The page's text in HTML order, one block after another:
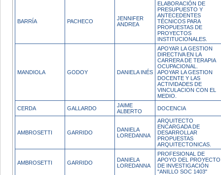
BARRÍA PACHECO
JENNIFER
ANDREA
ELABORACIÓN DE
PRESUPUESTO Y
ANTECEDENTES
TÉCNICOS PARA
PROPUESTAS DE
PROYECTOS
INSTITUCIONALES.
MANDIOLA GODOY DANIELA INÉS
APOYAR LA GESTION
DIRECTIVA EN LA
CARRERA DE TERAPIA
OCUPACIONAL.
APOYAR LA GESTION
DOCENTE Y LAS
ACTIVIDADES DE
VINCULACION CON EL
MEDIO.
CERDA GALLARDO
JAIME
ALBERTO
DOCENCIA
AMBROSETTI GARRIDO
DANIELA
LOREDANNA
ARQUITECTO
ENCARGADA DE
DESARROLLAR
PROPUESTAS
ARQUITECTONICAS.
AMBROSETTI GARRIDO
DANIELA
LOREDANNA
PROFESIONAL DE
APOYO DEL PROYECTO
DE INVESTIGACIÓN
"ANILLO SOC 1403"